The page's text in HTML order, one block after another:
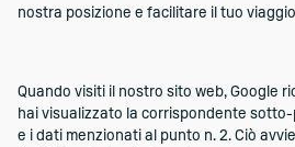
nostra posizione e facilitare il tuo
Quando visiti il nostro sito web, Google
hai visualizzato la corrispondente
e i dati menzionati al punto n. 2. Ciò